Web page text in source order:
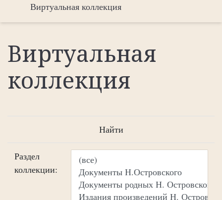
Виртуальная коллекция
Виртуальная
коллекция
Найти
Раздел
коллекции: